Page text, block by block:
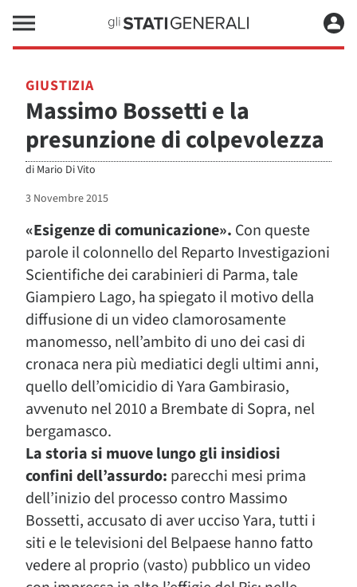
GIUSTIZIA
Massimo Bossetti e la
presunzione di colpevolezza
di Mario Di Vito
3 Novembre 2015
«Esigenze di comunicazione». Con queste
parole il colonnello del Reparto Investigazioni
Scientifiche dei carabinieri di Parma, tale
Giampiero Lago, ha spiegato il motivo della
diffusione di un video clamorosamente
manomesso, nell’ambito di uno dei casi di
cronaca nera più mediatici degli ultimi anni,
quello dell’omicidio di Yara Gambirasio,
avvenuto nel 2010 a Brembate di Sopra, nel
bergamasco.
La storia si muove lungo gli insidiosi
confini dell’assurdo: parecchi mesi prima
dell’inizio del processo contro Massimo
Bossetti, accusato di aver ucciso Yara, tutti i
siti e le televisioni del Belpaese hanno fatto
vedere al proprio (vasto) pubblico un video